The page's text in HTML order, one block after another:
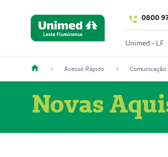
0800
Unimed - LF
Acesso Rápido Comunicação
Novas